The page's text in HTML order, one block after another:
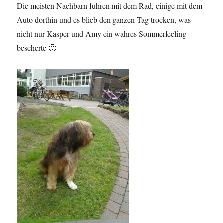
Die meisten Nachbarn fuhren mit dem Rad, einige mit dem
Auto dorthin und es blieb den ganzen Tag trocken, was
nicht nur Kasper und Amy ein wahres Sommerfeeling
bescherte 🙂